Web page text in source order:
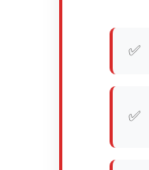
✅
✅